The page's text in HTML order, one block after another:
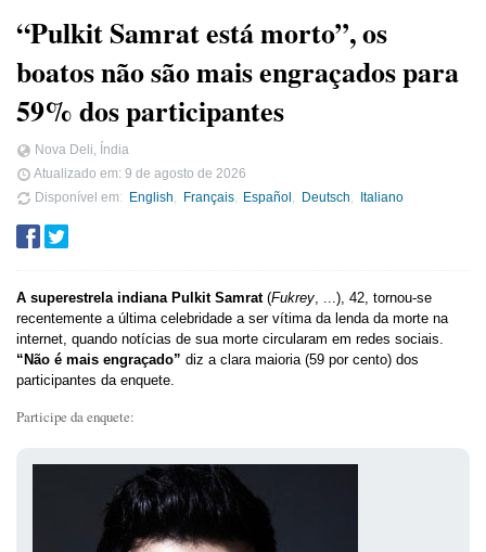
“Pulkit Samrat está morto”, os
boatos não são mais engraçados para
59% dos participantes
Nova Deli, Índia
Atualizado em: 9 de agosto de 2026
Disponível em
English Français Español Deutsch Italiano
A superestrela indiana Pulkit Samrat(Fukrey, ...), 42, tornou-se
recentemente a última celebridade a ser vítima da lenda da morte na
internet, quando notícias de sua morte circularam em redes sociais.
“Não é mais engraçado” diz a clara maioria (59 por cento) dos
participantes da enquete.
Participe da enquete: